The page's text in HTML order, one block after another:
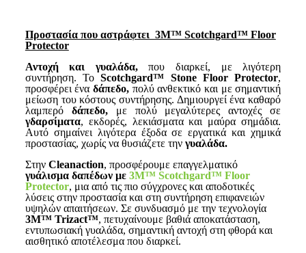
Προστασία που αστράφτει 3M™ Scotchgard™ Floor
Protector
Αντοχή και γυαλάδα,που διαρκεί, με λιγότερη
συντήρηση. ΤοScotchgard™ Stone Floor Protector,
προσφέρει έναδάπεδο, πολύ ανθεκτικό και με σημαντική
μείωση του κόστους συντήρησης. Δημιουργεί ένα καθαρό
λαμπερόδάπεδο,με πολύ μεγαλύτερες αντοχές σε
γδαρσίματα, εκδορές, λεκιάσματα και μαύρα σημάδια.
Αυτό σημαίνει λιγότερα έξοδα σε εργατικά και χημικά
προστασίας, χωρίς να θυσιάζετε την γυαλάδα.
Στην Cleanaction, προσφέρουμε επαγγελματικό
γυάλισμα δαπέδων με 3M™ Scotchgard™ Floor
Protector, μια από τις πιο σύγχρονες και αποδοτικές
λύσεις στην προστασία και στη συντήρηση επιφανειών
υψηλών απαιτήσεων. Σε συνδυασμό με την τεχνολογία
3M™ Trizact™, πετυχαίνουμε βαθιά αποκατάσταση,
εντυπωσιακή γυαλάδα, σημαντική αντοχή στη φθορά και
αισθητικό αποτέλεσμα που διαρκεί.